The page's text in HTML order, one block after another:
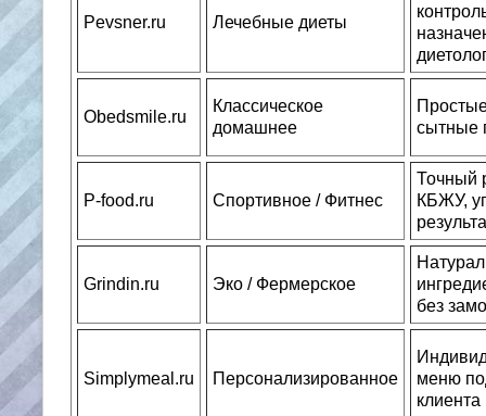
Pevsner.ru Лечебные диеты
Obedsmile.ru
Классическое
домашнее
сытные
P-food.ru Спортивное / Фитнес
Точный
КБЖУ,
Grindin.ru Эко / Фермерское
без
Simplymeal.ru Персонализированное
меню
клиента